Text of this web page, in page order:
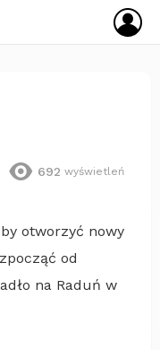
692 wyświetleń
otworzyć nowy
od
na Raduń w